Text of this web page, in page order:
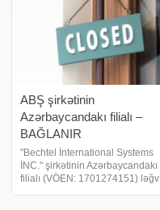
ABŞ şirkətinin
Azərbaycandakı filialı –
BAĞLANIR
"Bechtel İnternational Systems
İNC." şirkətinin Azərbaycandakı
filialı (VÖEN: 1701274151) ləğv